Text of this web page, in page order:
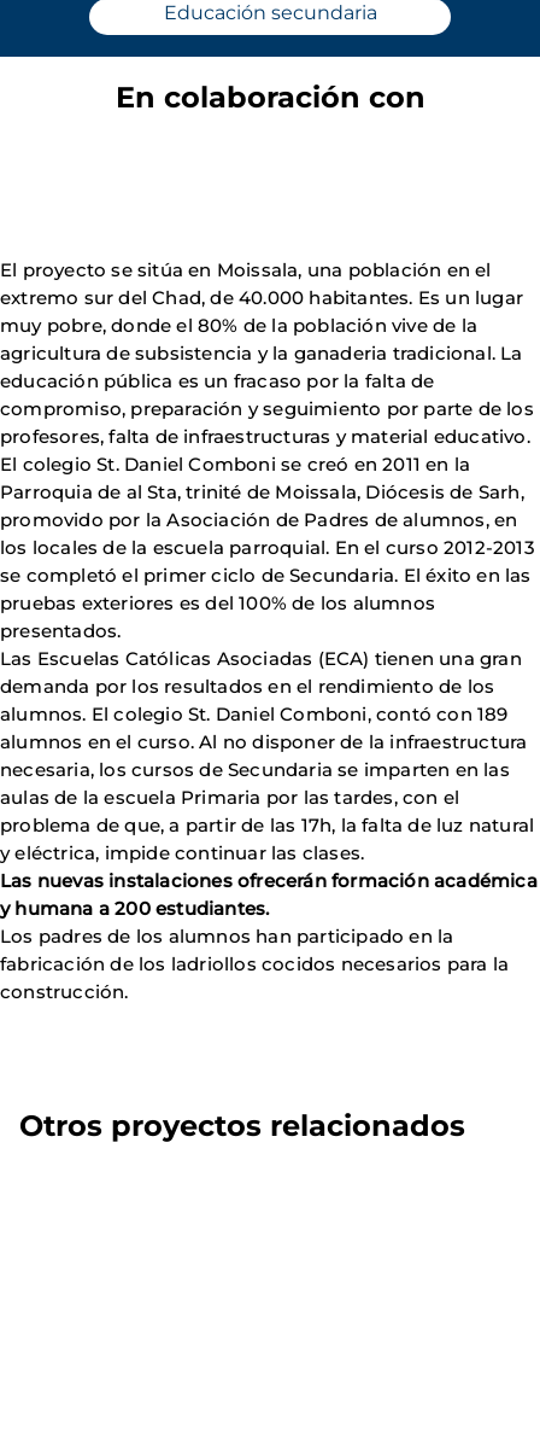
Educación secundaria
En colaboración con
El proyecto se sitúa en Moissala, una población en el
extremo sur del Chad, de 40.000 habitantes. Es un lugar
muy pobre, donde el 80% de la población vive de la
agricultura de subsistencia y la ganaderia tradicional. La
educación pública es un fracaso por la falta de
compromiso, preparación y seguimiento por parte de los
profesores, falta de infraestructuras y material educativo.
El colegio St. Daniel Comboni se creó en 2011 en la
Parroquia de al Sta, trinité de Moissala, Diócesis de Sarh,
promovido por la Asociación de Padres de alumnos, en
los locales de la escuela parroquial. En el curso 2012-2013
se completó el primer ciclo de Secundaria. El éxito en las
pruebas exteriores es del 100% de los alumnos
presentados.
Las Escuelas Católicas Asociadas (ECA) tienen una gran
demanda por los resultados en el rendimiento de los
alumnos. El colegio St. Daniel Comboni, contó con 189
alumnos en el curso. Al no disponer de la infraestructura
necesaria, los cursos de Secundaria se imparten en las
aulas de la escuela Primaria por las tardes, con el
problema de que, a partir de las 17h, la falta de luz natural
y eléctrica, impide continuar las clases.
Las nuevas instalaciones ofrecerán formación académica
y humana a 200 estudiantes.
Los padres de los alumnos han participado en la
fabricación de los ladriollos cocidos necesarios para la
construcción.
Otros proyectos relacionados